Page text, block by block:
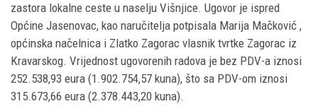
zastora lokalne ceste u naselju Višnjice. Ugovor je ispred
Općine Jasenovac, kao naručitelja potpisala Marija Mačković ,
općinska načelnica i Zlatko Zagorac vlasnik tvrtke Zagorac iz
Kravarskog. Vrijednost ugovorenih radova je bez PDV-a iznosi
252.538,93 eura (1.902.754,57 kuna), što sa PDV-om iznosi
315.673,66 eura (2.378.443,20 kuna).